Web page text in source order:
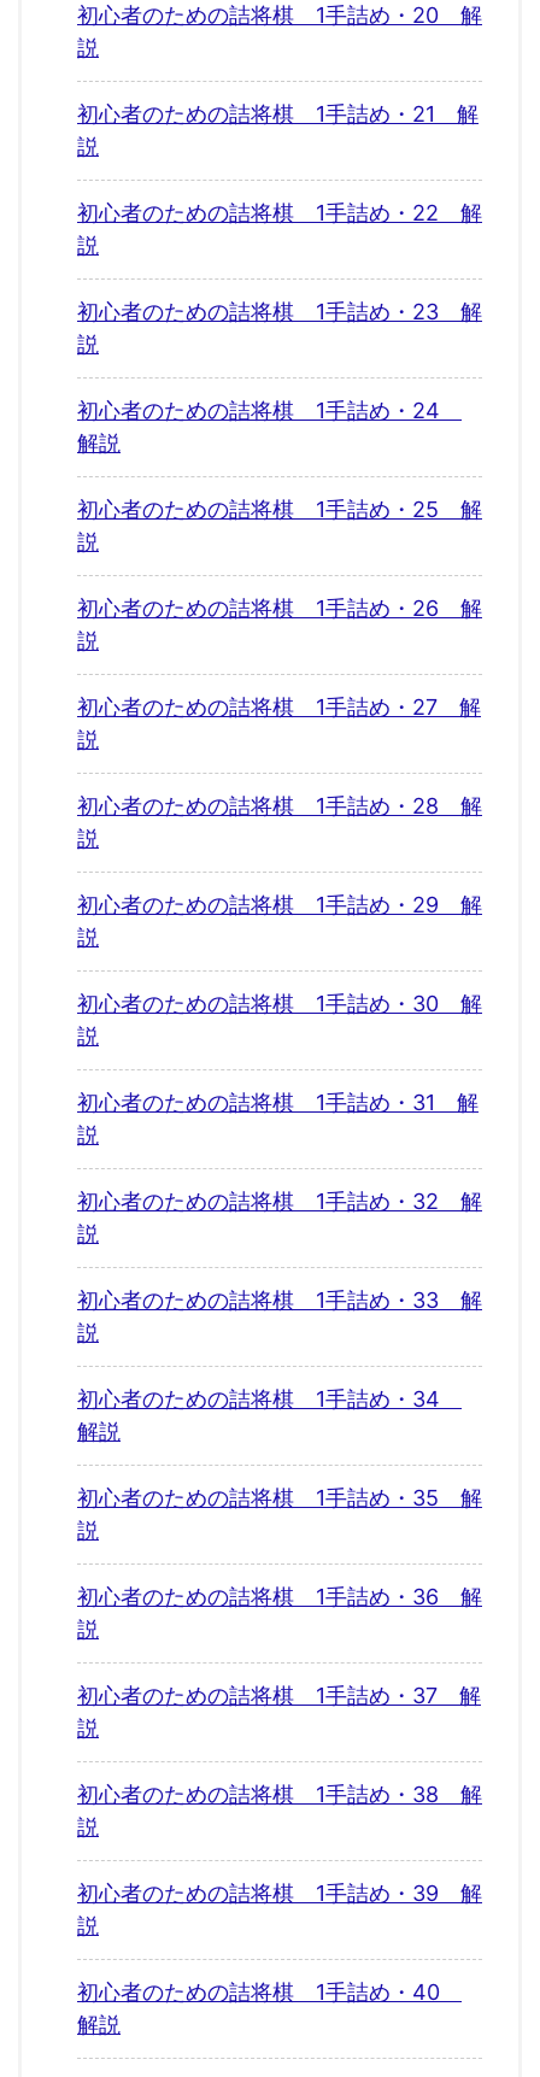
初心者のための詰将棋 1手詰め・20 解
説
初心者のための詰将棋 1手詰め・21 解
説
初心者のための詰将棋 1手詰め・22 解
説
初心者のための詰将棋 1手詰め・23 解
説
初心者のための詰将棋 1手詰め・24
解説
初心者のための詰将棋 1手詰め・25 解
説
初心者のための詰将棋 1手詰め・26 解
説
初心者のための詰将棋 1手詰め・27 解
説
初心者のための詰将棋 1手詰め・28 解
説
初心者のための詰将棋 1手詰め・29 解
説
初心者のための詰将棋 1手詰め・30 解
説
初心者のための詰将棋 1手詰め・31 解
説
初心者のための詰将棋 1手詰め・32 解
説
初心者のための詰将棋 1手詰め・33 解
説
初心者のための詰将棋 1手詰め・34
解説
初心者のための詰将棋 1手詰め・35 解
説
初心者のための詰将棋 1手詰め・36 解
説
初心者のための詰将棋 1手詰め・37 解
説
初心者のための詰将棋 1手詰め・38 解
説
初心者のための詰将棋 1手詰め・39 解
説
初心者のための詰将棋 1手詰め・40
解説